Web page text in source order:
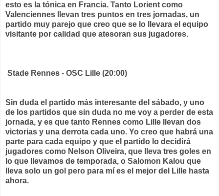
esto es la tónica en Francia. Tanto Lorient como
Valenciennes llevan tres puntos en tres jornadas, un
partido muy parejo que creo que se lo llevara el equipo
visitante por calidad que atesoran sus jugadores.
Stade Rennes - OSC Lille (20:00)
Sin duda el partido más interesante del sábado, y uno
de los partidos que sin duda no me voy a perder de esta
jornada, y es que tanto Rennes como Lille llevan dos
victorias y una derrota cada uno. Yo creo que habrá una
parte para cada equipo y que el partido lo decidirá
jugadores como Nelson Oliveira, que lleva tres goles en
lo que llevamos de temporada, o Salomon Kalou que
lleva solo un gol pero para mí es el mejor del Lille hasta
ahora.